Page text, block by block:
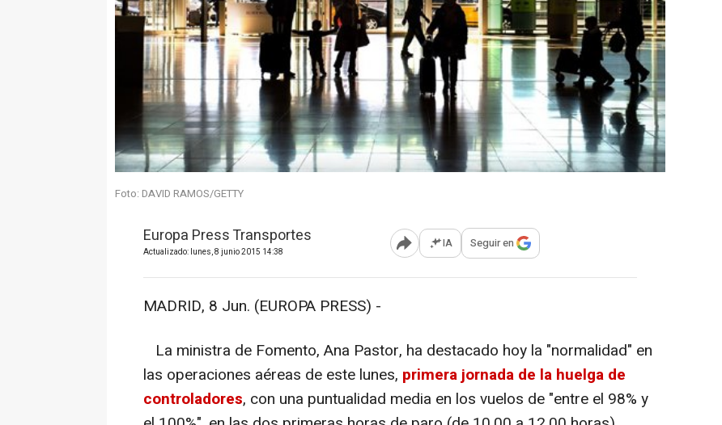
Foto: DAVID RAMOS/GETTY
Europa Press Transportes
Actualizado: lunes, 8 junio 2015 14:38 Abrir opciones para compartir
IA Seguir en
MADRID, 8 Jun. (EUROPA PRESS) -
La ministra de Fomento, Ana Pastor, ha destacado hoy la "normalidad" en
las operaciones aéreas de este lunes, primera jornada de la huelga de
controladores, con una puntualidad media en los vuelos de "entre el 98% y